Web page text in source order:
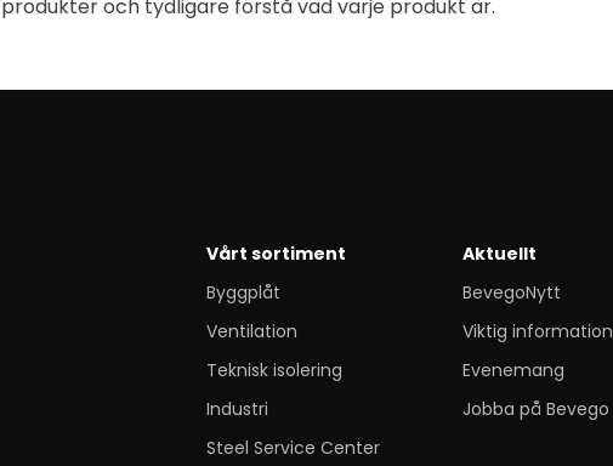
produkter och tydligare förstå vad varje produkt är.
Vårt sortiment
Byggplåt
Ventilation
Teknisk isolering
Industri
Steel Service Center
Aktuellt
BevegoNytt
Viktig information
Evenemang
Jobba på Bevego